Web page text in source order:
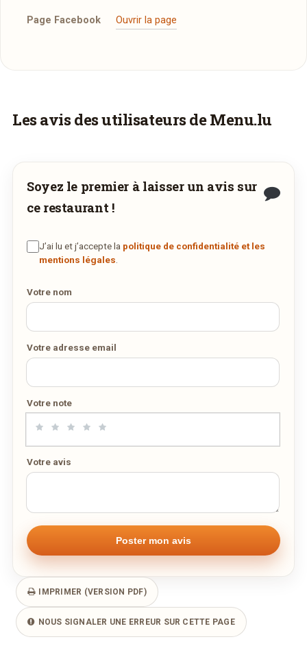
Page Facebook Ouvrir la page
Vous aimeriez être livré ?
Demandez-lui de rejoindre
commander et être livré chez vous !
DÉCOUVRIR LA LIVRAISON
Les avis des utilisateurs de Menu.lu
Soyez le premier à laisser un avis sur
ce restaurant !
J’ai lu et j’accepte la politique de confidentialité et les
mentions légales
Votre nom
Votre adresse email
Votre note
Votre avis
IMPRIMER (VERSION PDF)
NOUS SIGNALER UNE ERREUR SUR CETTE PAGE